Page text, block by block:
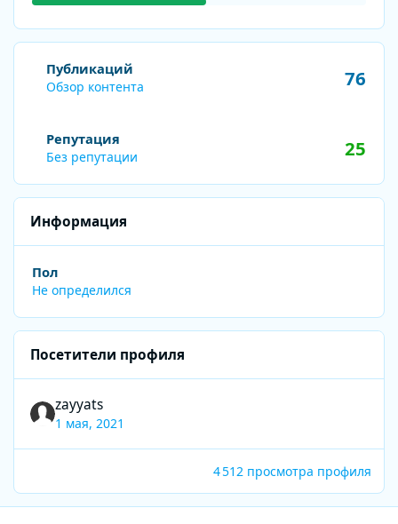
Обзор контента
Публикаций
Обзор контента 76
Репутация
Без репутации 25
Информация
Пол
Не определился
Посетители профиля
zayyats
1 мая, 2021
4 512 просмотра профиля